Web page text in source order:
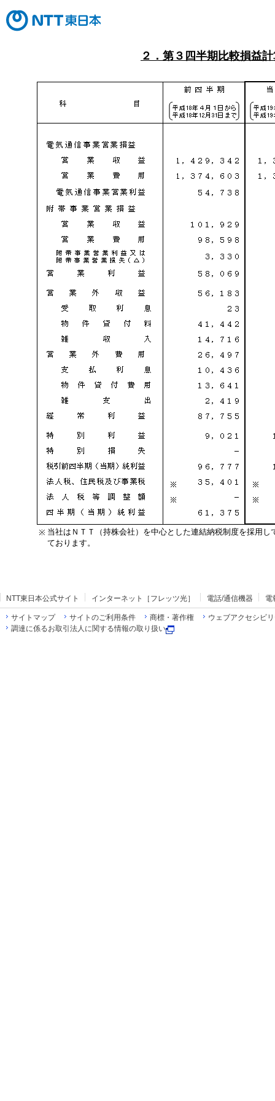
２．第３四半期比較損益
※ 当社はＮＴＴ（持株会社）を中心とした連結納税制度を採用
ております。
NTT東日本公式サイト インターネット［フレッツ光］ 電話/通信機器 電
サイトマップ サイトのご利用条件 商標・著作権
ウェブアクセシビ
調達に係るお取引法人に関する情報の取り扱い